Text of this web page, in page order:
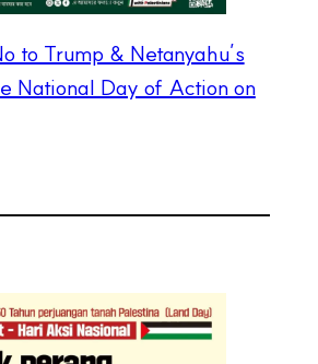
to Trump & Netanyahu’s
National Day of Action on